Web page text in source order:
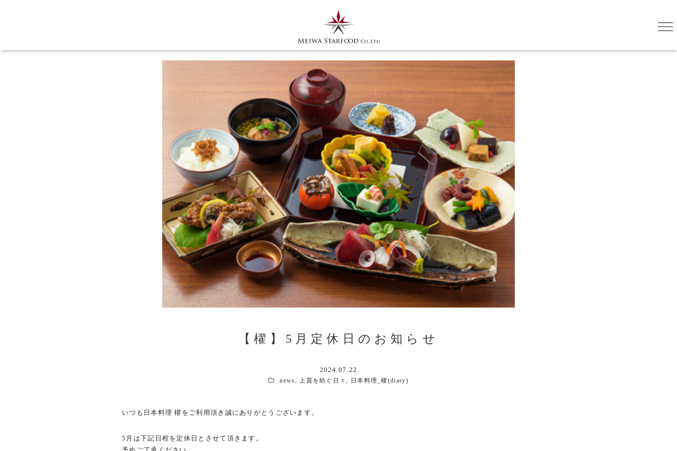
【櫂】5月定休日のお知らせ
2024.07.22
news,上質を紡ぐ日々, 日本料理_櫂(diary)
いつも日本料理 櫂をご利用頂き誠にありがとうございます。
5月は下記日程を定休日とさせて頂きます。